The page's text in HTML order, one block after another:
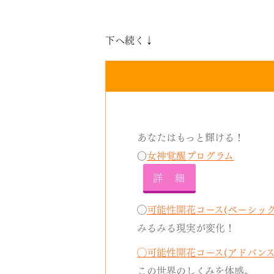
下へ続く↓
あなたはもっと輝ける！
〇女神覚醒プログラム
詳 細
◯可能性開花コース(ベーシッ
みるみる現実が変化！
◯可能性開花コース(アドバン
この世界のしくみを体感。